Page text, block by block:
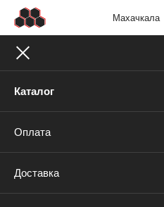
Махачкала
Каталог
Оплата
Доставка